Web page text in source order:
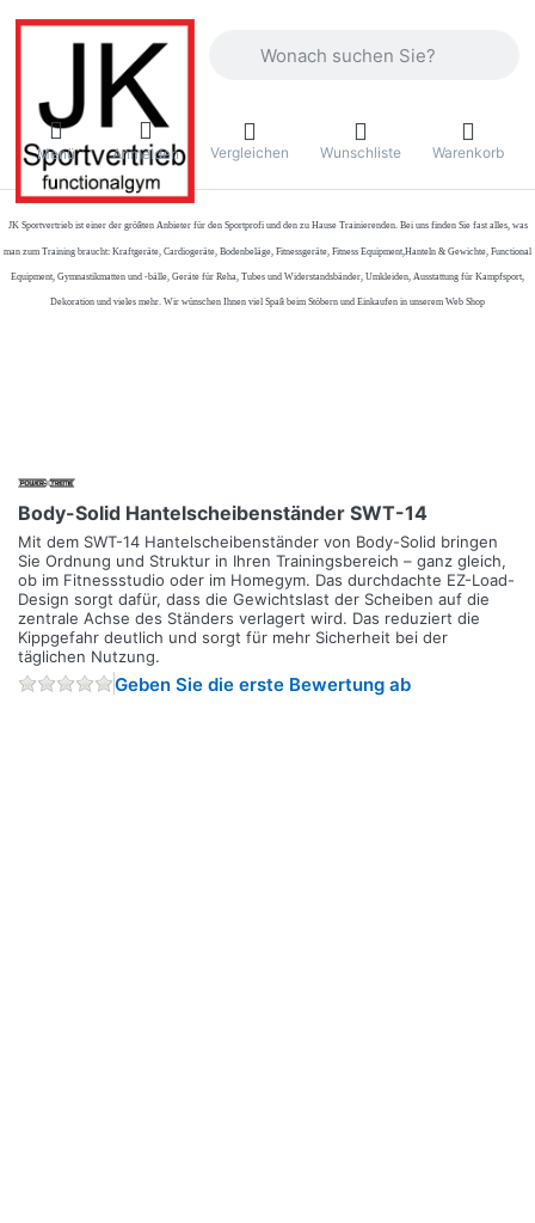
Menü Anmelden Vergleichen Wunschliste Warenkorb
JK Sportvertrieb ist einer der größten Anbieter für den Sportprofi und den zu Hause Trainierenden. Bei uns finden Sie fast alles, was
man zum Training braucht: Kraftgeräte, Cardiogeräte, Bodenbeläge, Fitnessgeräte, Fitness Equipment,Hanteln & Gewichte, Functional
Equipment, Gymnastikmatten und -bälle, Geräte für Reha, Tubes und Widerstandsbänder, Umkleiden, Ausstattung für Kampfsport,
Dekoration und vieles mehr. Wir wünschen Ihnen viel Spaß beim Stöbern und Einkaufen in unserem Web Shop
Body-Solid Hantelscheibenständer SWT-14
Mit dem SWT-14 Hantelscheibenständer von Body-Solid bringen
Sie Ordnung und Struktur in Ihren Trainingsbereich – ganz gleich,
ob im Fitnessstudio oder im Homegym. Das durchdachte EZ-Load-
Design sorgt dafür, dass die Gewichtslast der Scheiben auf die
zentrale Achse des Ständers verlagert wird. Das reduziert die
Kippgefahr deutlich und sorgt für mehr Sicherheit bei der
täglichen Nutzung.
Geben Sie die erste Bewertung ab